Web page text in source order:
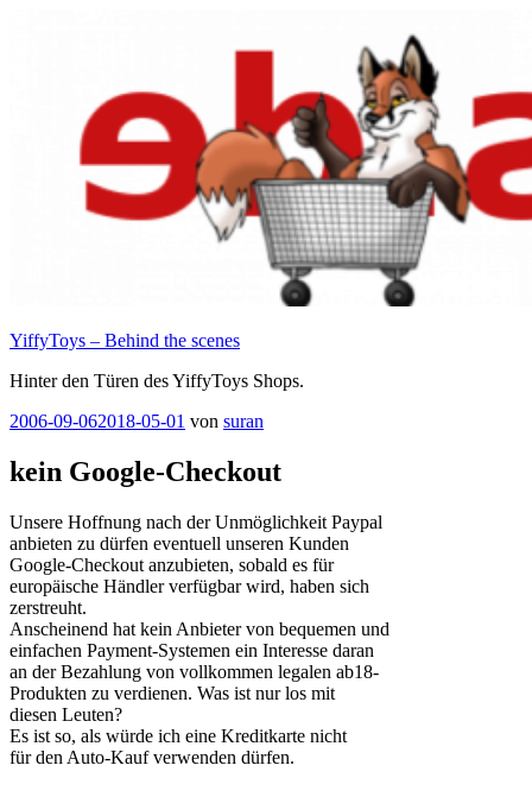
YiffyToys – Behind the scenes
Hinter den Türen des YiffyToys Shops.
Veröffentlicht
2006-09-062018-05-01 von suran
kein Google-Checkout
Unsere Hoffnung nach der Unmöglichkeit Paypal
anbieten zu dürfen eventuell unseren Kunden
Google-Checkout anzubieten, sobald es für
europäische Händler verfügbar wird, haben sich
zerstreuht.
Anscheinend hat kein Anbieter von bequemen und
einfachen Payment-Systemen ein Interesse daran
an der Bezahlung von vollkommen legalen ab18-
Produkten zu verdienen. Was ist nur los mit
diesen Leuten?
Es ist so, als würde ich eine Kreditkarte nicht
für den Auto-Kauf verwenden dürfen.